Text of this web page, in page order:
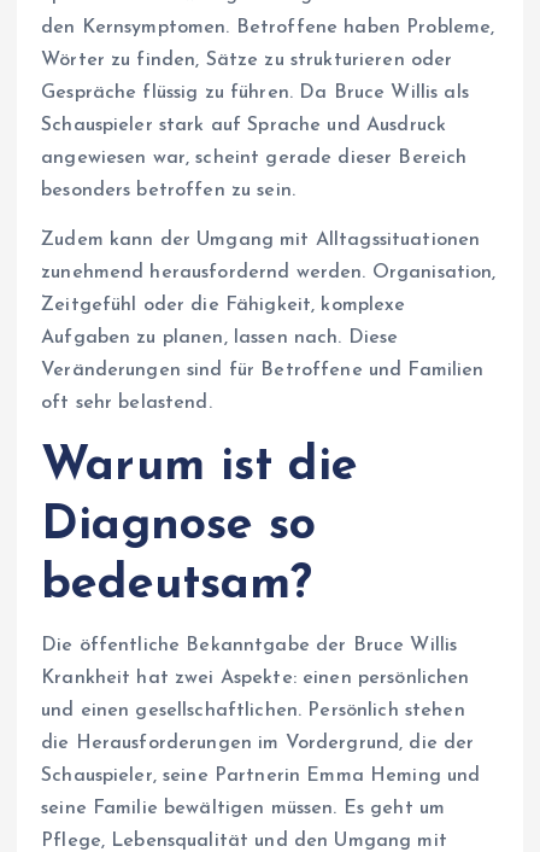
den Kernsymptomen. Betroffene haben Probleme,
Wörter zu finden, Sätze zu strukturieren oder
Gespräche flüssig zu führen. Da Bruce Willis als
Schauspieler stark auf Sprache und Ausdruck
angewiesen war, scheint gerade dieser Bereich
besonders betroffen zu sein.
Zudem kann der Umgang mit Alltagssituationen
zunehmend herausfordernd werden. Organisation,
Zeitgefühl oder die Fähigkeit, komplexe
Aufgaben zu planen, lassen nach. Diese
Veränderungen sind für Betroffene und Familien
oft sehr belastend.
Warum ist die
Diagnose so
bedeutsam?
Die öffentliche Bekanntgabe der Bruce Willis
Krankheit hat zwei Aspekte: einen persönlichen
und einen gesellschaftlichen. Persönlich stehen
die Herausforderungen im Vordergrund, die der
Schauspieler, seine Partnerin Emma Heming und
seine Familie bewältigen müssen. Es geht um
Pflege, Lebensqualität und den Umgang mit